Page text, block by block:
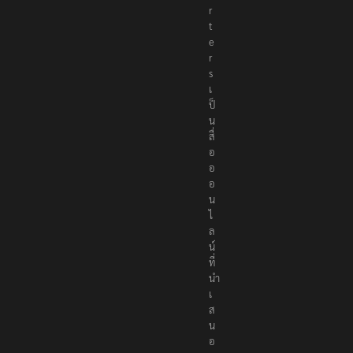
r
t
e
r
s
เ
ป็
น
สื่
อ
อ
อ
น
ไ
ล
น์
ที่
นำ
เ
ส
น
อ